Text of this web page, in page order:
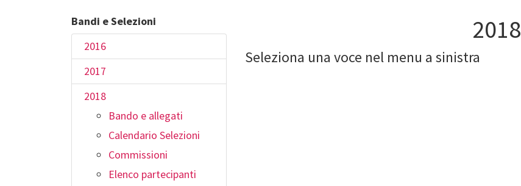
Bandi e Selezioni
2016
2017
2018
Bando e allegati
Calendario Selezioni
Commissioni
Elenco partecipanti
2018
Seleziona una voce nel menu a sinistra